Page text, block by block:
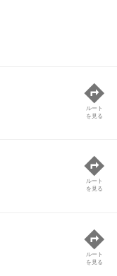
ルート
を見る
ルート
を見る
ルート
を見る